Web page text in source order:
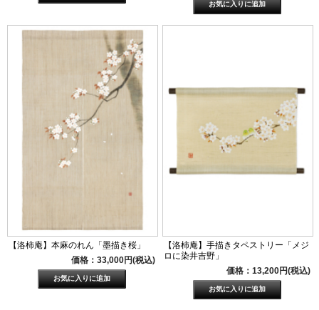
【洛柿庵】本麻のれん「墨描き桜」
価格：33,000円(税込)
【洛柿庵】手描きタペストリー「メジ
ロに染井吉野」
価格：13,200円(税込)